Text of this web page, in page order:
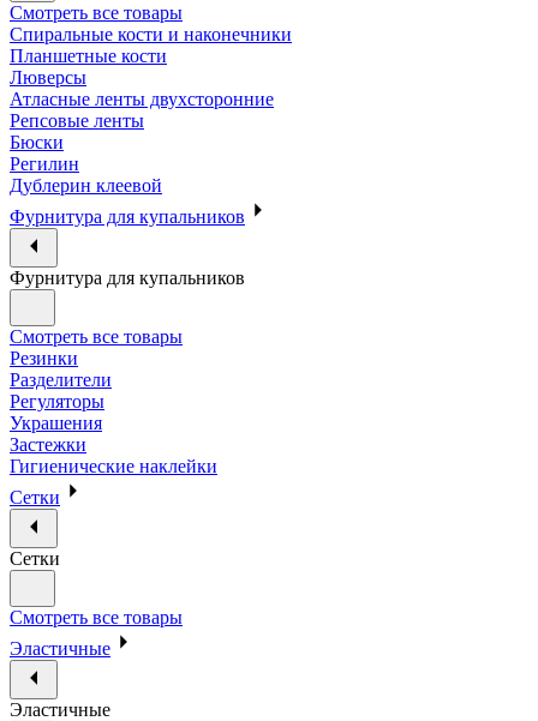
Смотреть все товары
Спиральные кости и наконечники
Планшетные кости
Люверсы
Атласные ленты двухсторонние
Репсовые ленты
Бюски
Регилин
Дублерин клеевой
Фурнитура для купальников
Фурнитура для купальников
Смотреть все товары
Резинки
Разделители
Регуляторы
Украшения
Застежки
Гигиенические наклейки
Сетки
Сетки
Смотреть все товары
Эластичные
Эластичные